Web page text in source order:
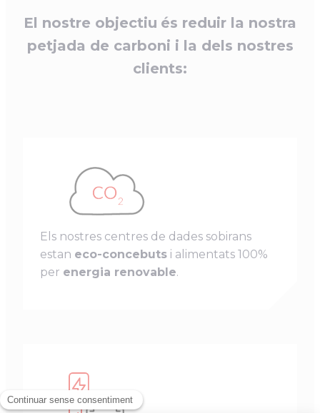
El nostre objectiu és reduir la nostra
petjada de carboni i la dels nostres
clients:
Els nostres centres de dades sobirans
estan eco-concebuts i alimentats 100%
per energia renovable.